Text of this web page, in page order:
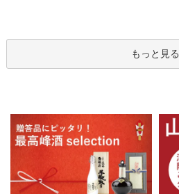
もっと見る